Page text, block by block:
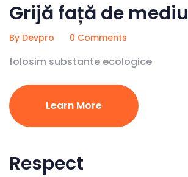
Grijă față de mediu
By Devpro 0 Comments
folosim substante ecologice
Learn More
Respect